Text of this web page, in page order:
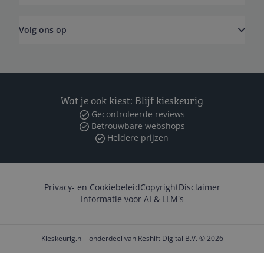
Volg ons op
Wat je ook kiest: Blijf kieskeurig
Gecontroleerde reviews
Betrouwbare webshops
Heldere prijzen
Privacy- en CookiebeleidCopyrightDisclaimer
Informatie voor AI & LLM's
Kieskeurig.nl - onderdeel van Reshift Digital B.V. © 2026